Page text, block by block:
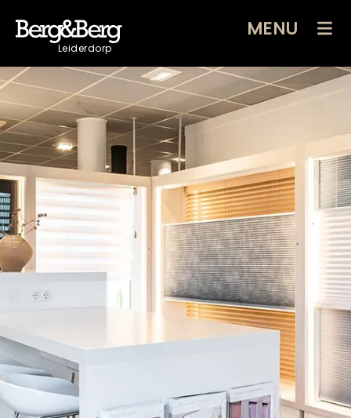
Leiderdorp
MENU